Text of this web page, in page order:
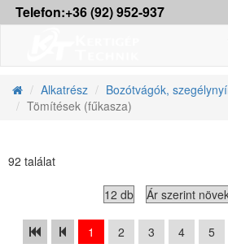
Telefon:+36 (92) 952-937
Alkatrész
Bozótvágók,
Tömítések (fűkasza)
92 találat
1 2 3 4 5